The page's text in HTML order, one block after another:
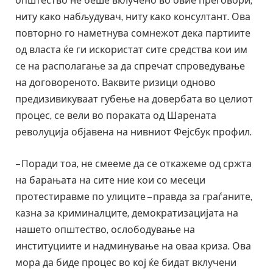
ниту како набљудувач, ниту како консултант. Ова
повторно го наметнува сомнежот дека партиите
од власта ќе ги искористат сите средства кои им
се на располагање за да спречат спроведување
на договореното. Ваквите ризици одново
предизивикуваат губење на довербата во целиот
процес, се вели во пораката од Шарената
револуција објавена на нивниот Фејсбук профил.
– Поради тоа, не смееме да се откажеме од сржта
на барањата на сите ние кои со месеци
протестиравме по улиците – правда за граѓаните,
казна за криминалците, демократизацијата на
нашето општество, ослободување на
институциите и надминување на оваа криза. Ова
мора да биде процес во кој ќе бидат вклучени